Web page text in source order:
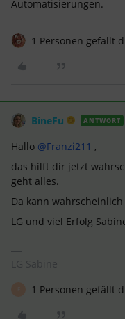
Automatisierungen.
1 Personen gefällt
BineFu ANTWORT
Hallo ​ @Franzi211 ,
das hilft dir jetzt
geht alles.
Da kann
LG und viel Erfolg
1 Personen gefällt